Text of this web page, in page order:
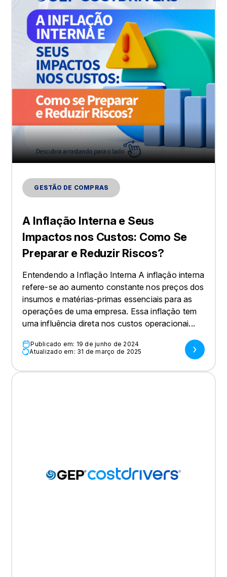
GESTÃO DE COMPRAS
A Inflação Interna e Seus
Impactos nos Custos: Como Se
Preparar e Reduzir Riscos?
Entendendo a Inflação Interna A inflação interna
refere-se ao aumento constante nos preços dos
insumos e matérias-primas essenciais para as
operações de uma empresa. Essa inflação tem
uma influência direta nos custos operacionai...
Publicado em: 19 de junho de 2024
Atualizado em: 31 de março de 2025